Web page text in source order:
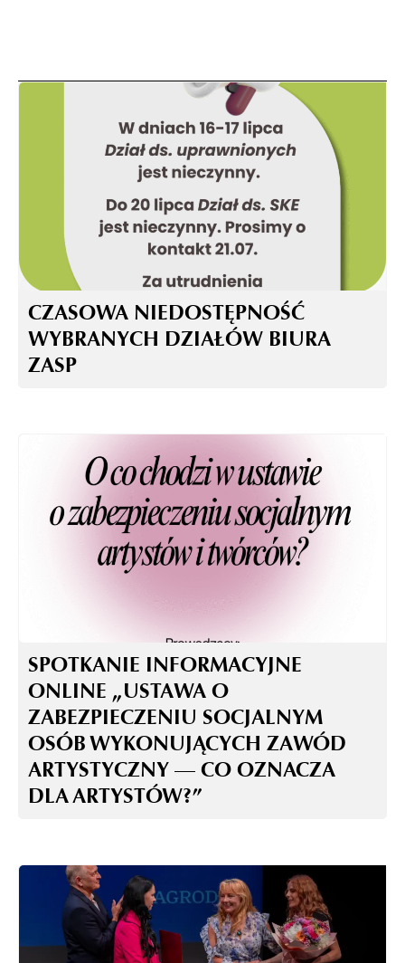
CZASOWA NIEDOSTĘPNOŚĆ
WYBRANYCH DZIAŁÓW BIURA
ZASP
SPOTKANIE INFORMACYJNE
ONLINE „USTAWA O
ZABEZPIECZENIU SOCJALNYM
OSÓB WYKONUJĄCYCH ZAWÓD
ARTYSTYCZNY — CO OZNACZA
DLA ARTYSTÓW?”